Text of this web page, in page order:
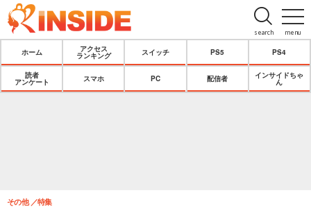
menu
search
ホーム
アクセス
ランキング
スイッチ PS5 PS4
読者
アンケート
スマホ PC 配信者
インサイドちゃ
ん
その他 特集